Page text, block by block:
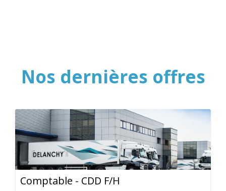
Nos dernières offres
Comptable - CDD F/H